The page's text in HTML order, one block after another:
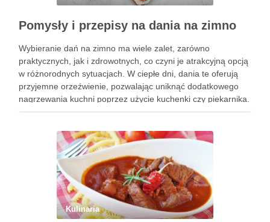
Pomysły i przepisy na dania na zimno
Wybieranie dań na zimno ma wiele zalet, zarówno
praktycznych, jak i zdrowotnych, co czyni je atrakcyjną opcją
w różnorodnych sytuacjach. W ciepłe dni, dania te oferują
przyjemne orzeźwienie, pozwalając uniknąć dodatkowego
nagrzewania kuchni poprzez użycie kuchenki czy piekarnika.
To znacząco wpływa na komfort życia, zwłaszcza w gorące,
Kulinaria